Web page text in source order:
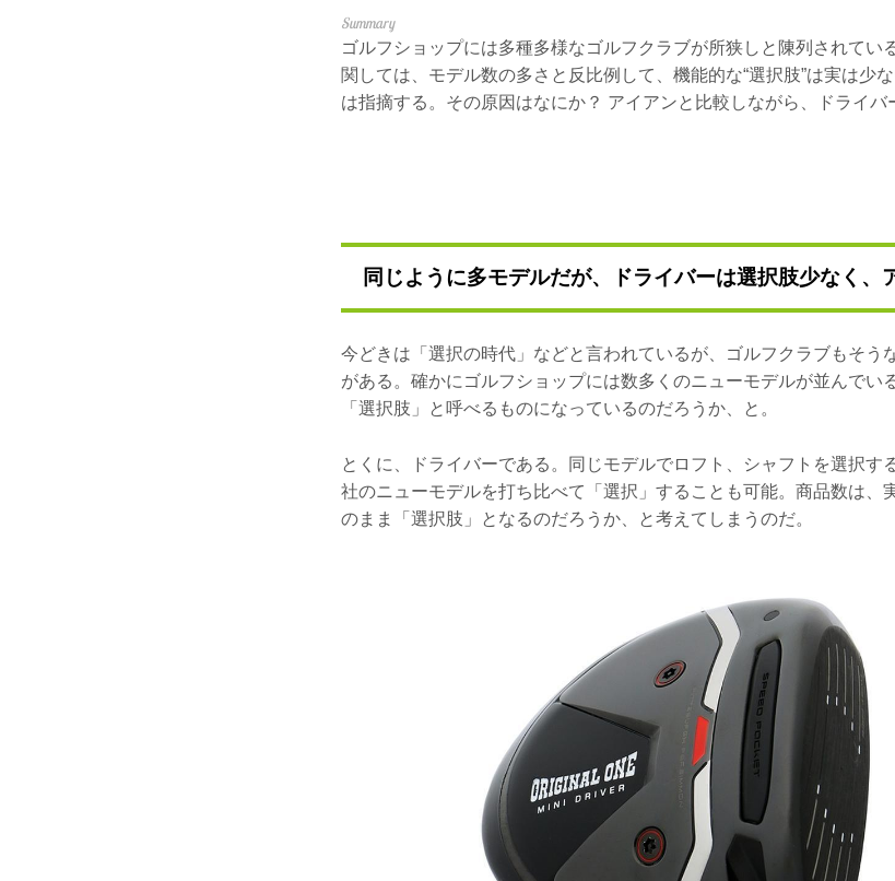
ゴルフショップには多種多様なゴルフクラブが所狭しと陳列されてい
関しては、モデル数の多さと反比例して、機能的な“選択肢”は実は少
は指摘する。その原因はなにか？ アイアンと比較しながら、ドライバ
同じように多モデルだが、ドライバーは選択肢少なく、
今どきは「選択の時代」などと言われているが、ゴルフクラブもそう
がある。確かにゴルフショップには数多くのニューモデルが並んでい
「選択肢」と呼べるものになっているのだろうか、と。
とくに、ドライバーである。同じモデルでロフト、シャフトを選択す
社のニューモデルを打ち比べて「選択」することも可能。商品数は、
のまま「選択肢」となるのだろうか、と考えてしまうのだ。